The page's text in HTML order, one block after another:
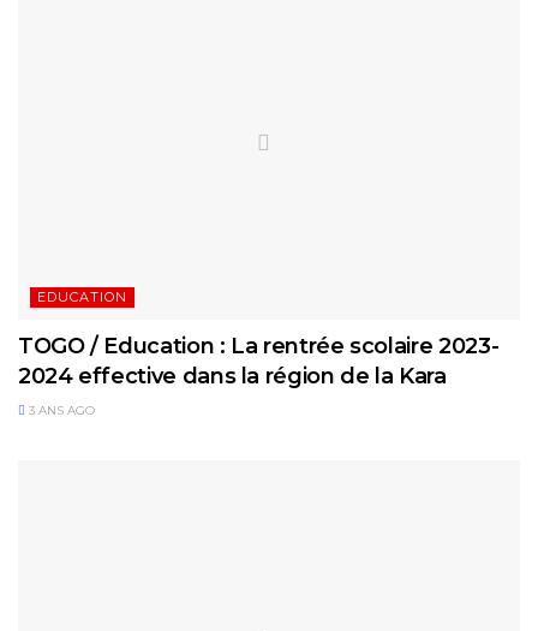
EDUCATION
TOGO / Education : La rentrée scolaire 2023-
2024 effective dans la région de la Kara
3 ANS AGO